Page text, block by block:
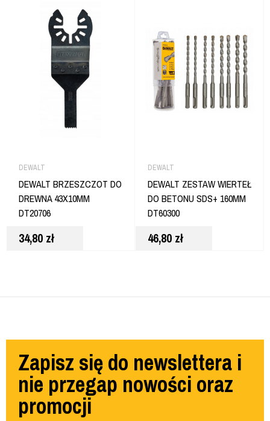
DEWALT
DEWALT BRZESZCZOT DO
DREWNA 43X10MM
DT20706
34,80 zł
DEWALT
DEWALT ZESTAW WIERTEŁ
DO BETONU SDS+ 160MM
DT60300
46,80 zł
Zapisz się do newslettera i
nie przegap nowości oraz
promocji